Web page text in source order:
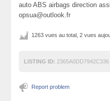
auto ABS airbags direction
opsua@outlook.fr
1263 vues au total, 2 vues
LISTING ID: 2365A0DD7942C336
Report problem